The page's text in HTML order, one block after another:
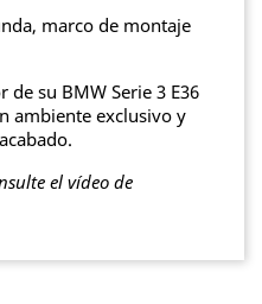
marco de montaje
de su BMW Serie 3 E36
ambiente exclusivo y
el vídeo de